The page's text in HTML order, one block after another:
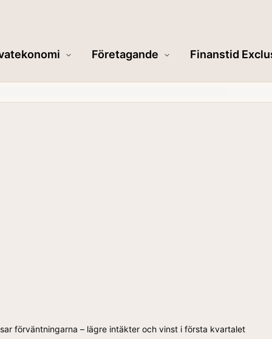
Företagande Finanstid
förväntningarna – lägre intäkter och vinst i första kvartalet